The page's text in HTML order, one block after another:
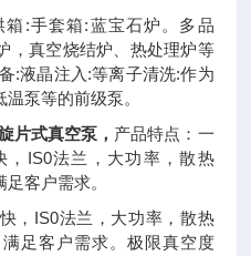
:手套箱:蓝宝石炉。多品
，真空烧结炉、热处理炉等
:液晶注入:等离子清洗:作为
泵等的前级泵。
片式真空泵， 产品特点：一
IS0法兰，大功率，散热
客户需求。
，IS0法兰，大功率，散热
足客户需求。极限真空度